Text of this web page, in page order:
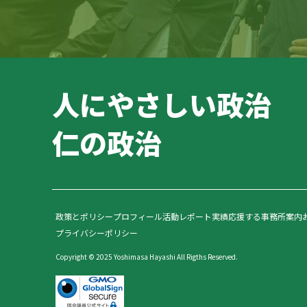
人にやさしい政治
仁の政治
政策とポリシープロフィール活動レポート実績応援する事務所案内
プライバシーポリシー
Copyright © 2025 Yoshimasa Hayashi All Rigths Reserved.